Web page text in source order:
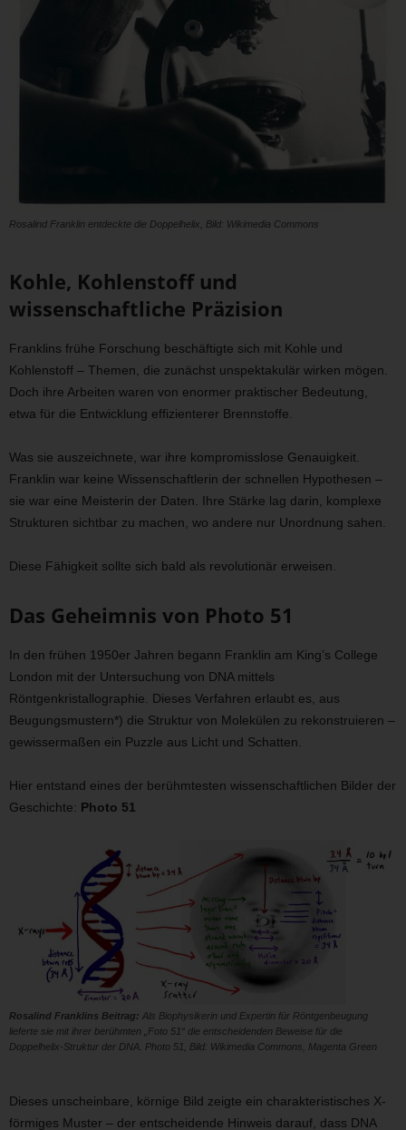
Rosalind Franklin entdeckte die Doppelhelix, Bild: Wikimedia Commons
Kohle, Kohlenstoff und
wissenschaftliche Präzision
Franklins frühe Forschung beschäftigte sich mit Kohle und
Kohlenstoff – Themen, die zunächst unspektakulär wirken mögen.
Doch ihre Arbeiten waren von enormer praktischer Bedeutung,
etwa für die Entwicklung effizienterer Brennstoffe.
Was sie auszeichnete, war ihre kompromisslose Genauigkeit.
Franklin war keine Wissenschaftlerin der schnellen Hypothesen –
sie war eine Meisterin der Daten. Ihre Stärke lag darin, komplexe
Strukturen sichtbar zu machen, wo andere nur Unordnung sahen.
Diese Fähigkeit sollte sich bald als revolutionär erweisen.
Das Geheimnis von Photo 51
In den frühen 1950er Jahren begann Franklin am King’s College
London mit der Untersuchung von DNA mittels
Röntgenkristallographie. Dieses Verfahren erlaubt es, aus
Beugungsmustern*) die Struktur von Molekülen zu rekonstruieren –
gewissermaßen ein Puzzle aus Licht und Schatten.
Hier entstand eines der berühmtesten wissenschaftlichen Bilder der
Geschichte: Photo 51
Rosalind Franklins Beitrag: Als Biophysikerin und Expertin für Röntgenbeugung
lieferte sie mit ihrer berühmten „Foto 51“ die entscheidenden Beweise für die
Doppelhelix-Struktur der DNA. Photo 51, Bild: Wikimedia Commons, Magenta Green
Dieses unscheinbare, körnige Bild zeigte ein charakteristisches X-
förmiges Muster – der entscheidende Hinweis darauf, dass DNA